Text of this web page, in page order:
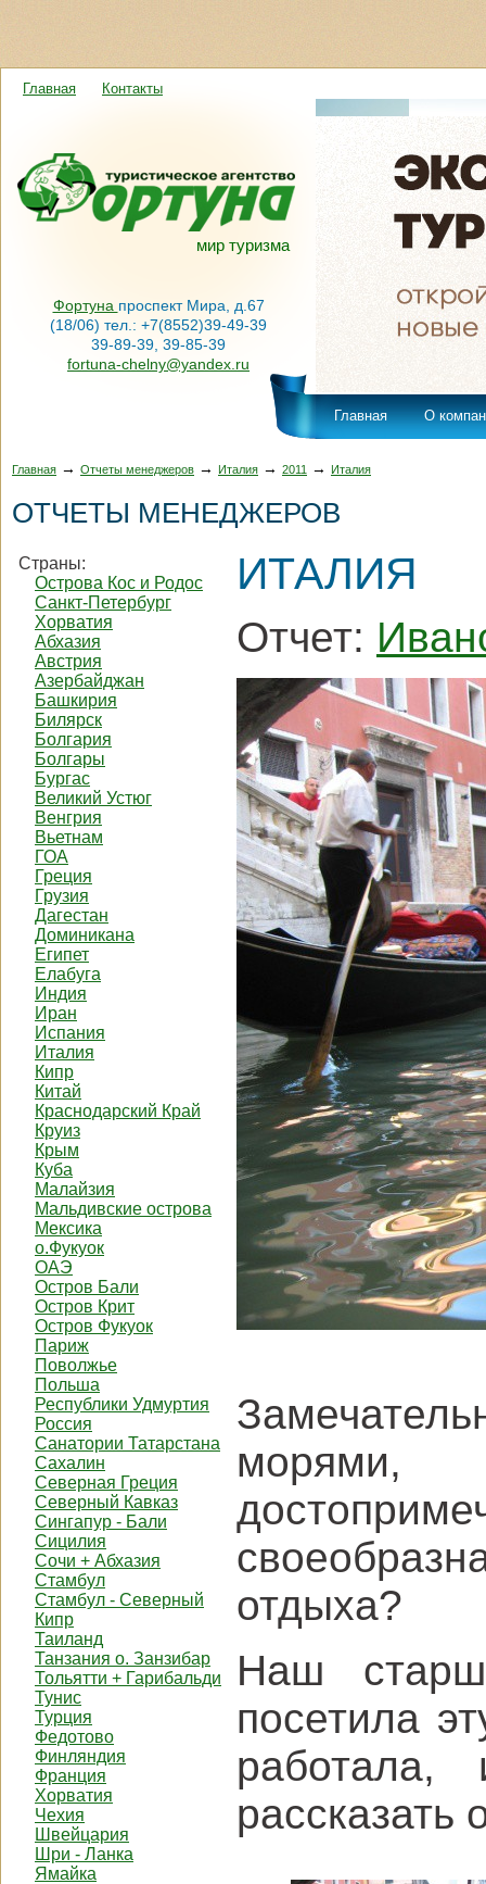
мир туризма
Главная Контакты
Фортуна проспект Мира, д.67
(18/06) тел.: +7(8552)39-49-39
39-89-39, 39-85-39
fortuna-chelny@yandex.ru
Главная О
Главная → Отчеты менеджеров → Италия → 2011 → Италия
ОТЧЕТЫ МЕНЕДЖЕРОВ
Страны:
Острова Кос и Родос
Санкт-Петербург
Хорватия
Абхазия
Австрия
Азербайджан
Башкирия
Билярск
Болгария
Болгары
Бургас
Великий Устюг
Венгрия
Вьетнам
ГОА
Греция
Грузия
Дагестан
Доминикана
Египет
Елабуга
Индия
Иран
Испания
Италия
Кипр
Китай
Краснодарский Край
Круиз
Крым
Куба
Малайзия
Мальдивские острова
Мексика
о.Фукуок
ОАЭ
Остров Бали
Остров Крит
Остров Фукуок
Париж
Поволжье
Польша
Республики Удмуртия
Россия
Санатории Татарстана
Сахалин
Северная Греция
Северный Кавказ
Сингапур - Бали
Сицилия
Сочи + Абхазия
Стамбул
Стамбул - Северный
Кипр
Таиланд
Танзания о. Занзибар
Тольятти + Гарибальди
Тунис
Турция
Федотово
Финляндия
Франция
Хорватия
Чехия
Швейцария
Шри - Ланка
Ямайка
ИТАЛИЯ
Отчет:
морями,
отдыха?
Наш
посетила
рассказать